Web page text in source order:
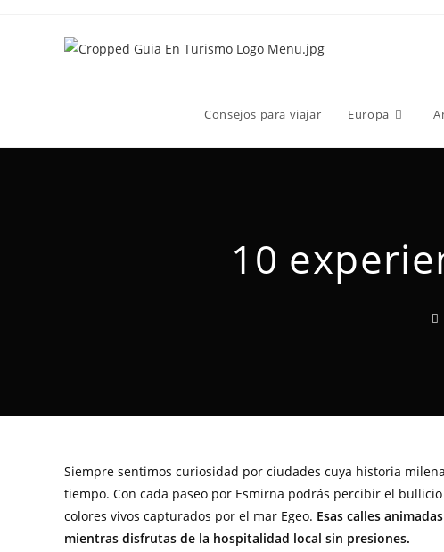
Consejos para viajar Europa
10
Siempre sentimos curiosidad por ciudades cuya historia
tiempo. Con cada paseo por Esmirna podrás percibir el
colores vivos capturados por el mar Egeo. Esas calles
mientras disfrutas de la hospitalidad local sin presiones.